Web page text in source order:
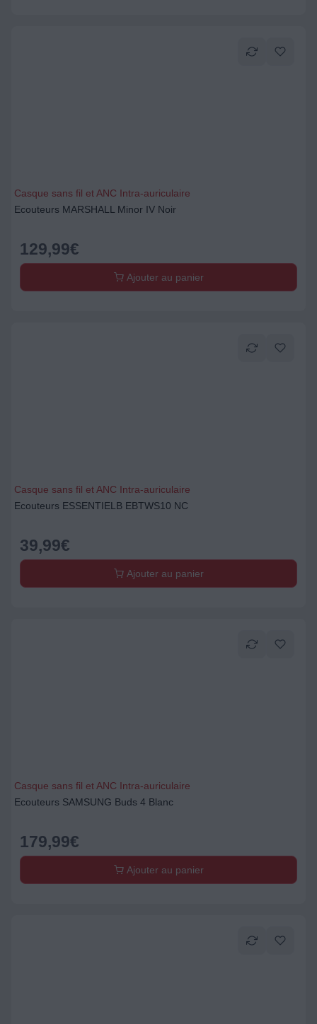
Casque sans fil et ANC Intra-auriculaire
Ecouteurs MARSHALL Minor IV Noir
129,99€
Ajouter au panier
Casque sans fil et ANC Intra-auriculaire
Ecouteurs ESSENTIELB EBTWS10 NC
39,99€
Ajouter au panier
Casque sans fil et ANC Intra-auriculaire
Ecouteurs SAMSUNG Buds 4 Blanc
179,99€
Ajouter au panier